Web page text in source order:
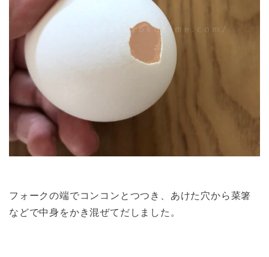
フォークの端でコンコンとつつき、あけた穴から菜箸
などで中身をかき混ぜてだしました。